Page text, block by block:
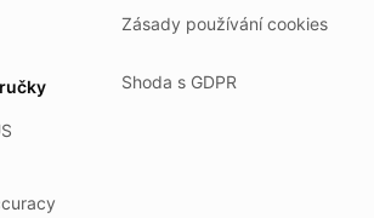
27001 certification.
day.
business day.
Zásady používání cookies
Shoda s GDPR